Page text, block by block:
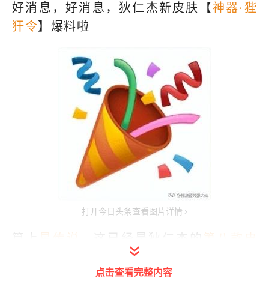
好消息，好消息，狄仁杰新皮肤【神器·狴
犴令】爆料啦
打开今日头条查看图片详情
点击查看完整内容